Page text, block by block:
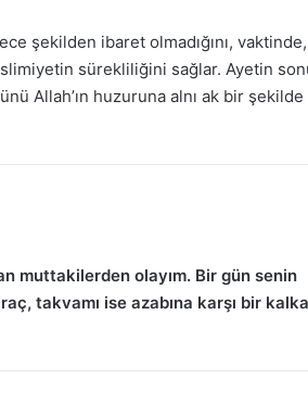
şekilden ibaret olmadığını,
sürekliliğini sağlar. Ayetin
Allah’ın huzuruna alnı ak bir şekilde
muttakilerden olayım. Bir gün senin
takvamı ise azabına karşı bir